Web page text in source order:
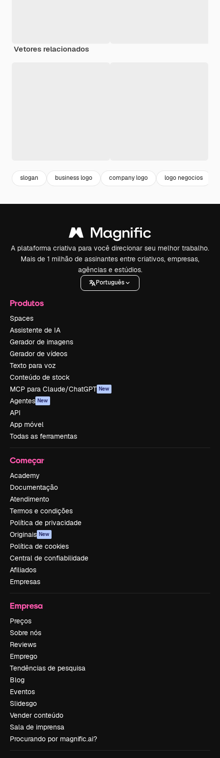
Vetores relacionados
slogan business logo company logo logo negocios
A plataforma criativa para você direcionar seu melhor trabalho.
Mais de 1 milhão de assinantes entre criativos, empresas,
agências e estúdios.
Português
Produtos
Spaces
Assistente de IA
Gerador de imagens
Gerador de vídeos
Texto para voz
Conteúdo de stock
MCP para Claude/ChatGPT New
Agentes New
API
App móvel
Todas as ferramentas
Começar
Academy
Documentação
Atendimento
Termos e condições
Política de privacidade
Originais New
Política de cookies
Central de confiabilidade
Afiliados
Empresas
Empresa
Preços
Sobre nós
Reviews
Emprego
Tendências de pesquisa
Blog
Eventos
Slidesgo
Vender conteúdo
Sala de imprensa
Procurando por magnific.ai?